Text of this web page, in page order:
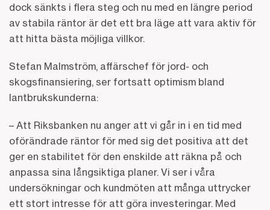
dock sänkts i flera steg och nu med en längre period
av stabila räntor är det ett bra läge att vara aktiv för
att hitta bästa möjliga villkor.
Stefan Malmström, affärschef för jord- och
skogsfinansiering, ser fortsatt optimism bland
lantbrukskunderna:
– Att Riksbanken nu anger att vi går in i en tid med
oförändrade räntor för med sig det positiva att det
ger en stabilitet för den enskilde att räkna på och
anpassa sina långsiktiga planer. Vi ser i våra
undersökningar och kundmöten att många uttrycker
ett stort intresse för att göra investeringar. Med